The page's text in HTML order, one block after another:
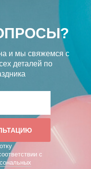
и мы свяжемся с
деталей по
с